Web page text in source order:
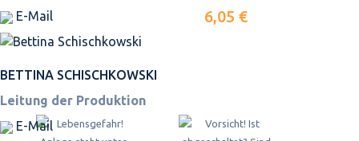
E-Mail
BETTINA SCHISCHKOWSKI
Leitung der Produktion
E-Mail
6,05 €